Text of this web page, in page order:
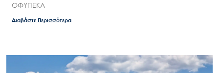
Επικοινωνία
ΟΦΥΠΕΚΑ
Διαβάστε Περισσότερα